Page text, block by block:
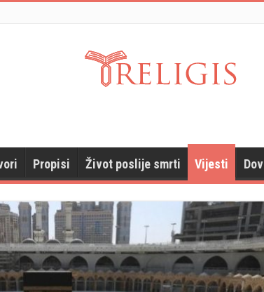
Propisi Život poslije smrti Vijesti